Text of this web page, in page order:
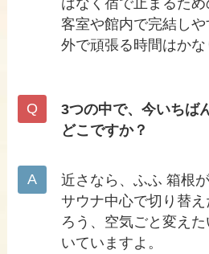
はなく宿で止まるため
客室や館内で完結しや
外で頑張る時間はかな
3つの中で、今いちば
どこですか？
近さなら、ふふ 箱根
サウナ中心で切り替
ろう、空気ごと変え
いていますよ。